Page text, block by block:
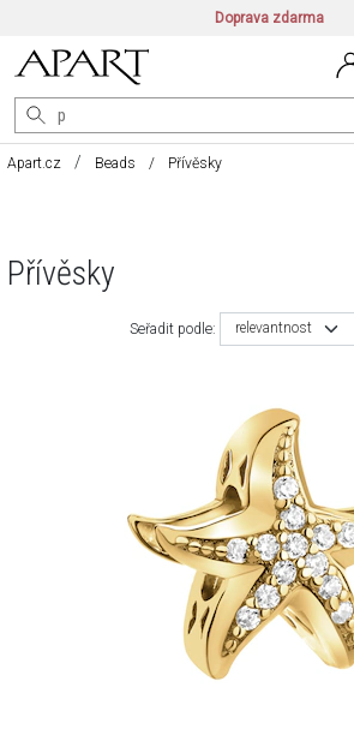
Doprava zdarma
Apart.cz Beads Přívěsky
Přívěsky
Seřadit podle: relevantnost